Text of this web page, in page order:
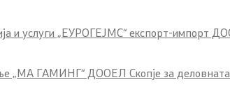
и услуги „ЕУРОГЕЈМС“ експорт-импорт
„МА ГАМИНГ“ ДООЕЛ Скопје за деловната